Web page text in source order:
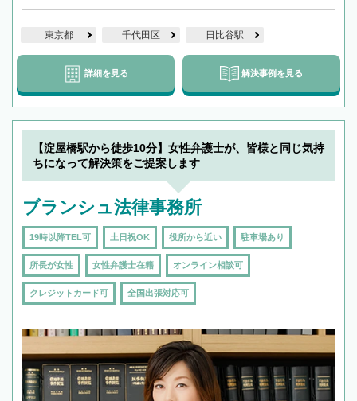
東京都 千代田区 日比谷駅
詳細を見る 解決事例を見る
【淀屋橋駅から徒歩10分】女性弁護士が、皆様と同じ気持
ちになって解決策をご提案します
ブランシュ法律事務所
19時以降TEL可 土日祝OK 役所から近い 駐車場あり
所長が女性 女性弁護士在籍 オンライン相談可
クレジットカード可 全国出張対応可